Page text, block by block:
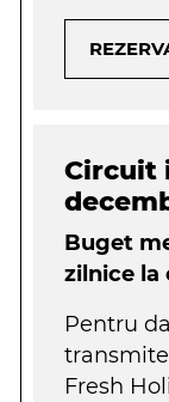
Circuit
Buget
zilnice la
Pentru
Fresh